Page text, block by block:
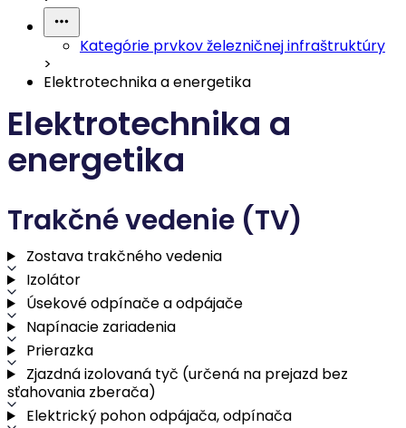
Kategórie prvkov železničnej infraštruktúry
>
Elektrotechnika a energetika
Elektrotechnika a
energetika
Trakčné vedenie (TV)
Zostava trakčného vedenia
Izolátor
Úsekové odpínače a odpájače
Napínacie zariadenia
Prierazka
Zjazdná izolovaná tyč (určená na prejazd bez
sťahovania zberača)
Elektrický pohon odpájača, odpínača